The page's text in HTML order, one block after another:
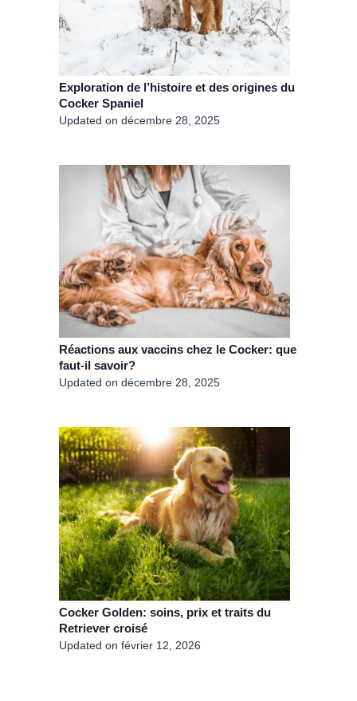
Exploration de l’histoire et des origines du
Cocker Spaniel
Updated on décembre 28, 2025
Réactions aux vaccins chez le Cocker: que
faut-il savoir?
Updated on décembre 28, 2025
Cocker Golden: soins, prix et traits du
Retriever croisé
Updated on février 12, 2026